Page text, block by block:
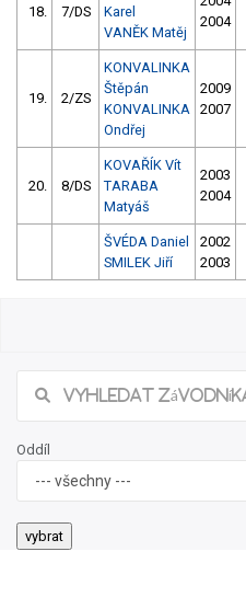
18. 7/DS
Karel
VANĚK Matěj
2004
19. 2/ZS
KONVALINKA
Štěpán
KONVALINKA
Ondřej
2009
2007
20. 8/DS
KOVAŘÍK Vít
TARABA
Matyáš
2003
2004
ŠVÉDA Daniel
SMILEK Jiří
2002
2003
Oddíl